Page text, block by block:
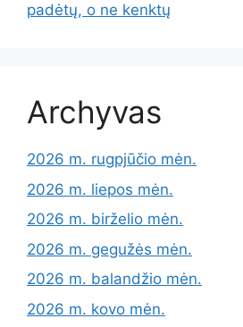
padėtų, o ne kenktų
Archyvas
2026 m. rugpjūčio mėn.
2026 m. liepos mėn.
2026 m. birželio mėn.
2026 m. gegužės mėn.
2026 m. balandžio mėn.
2026 m. kovo mėn.